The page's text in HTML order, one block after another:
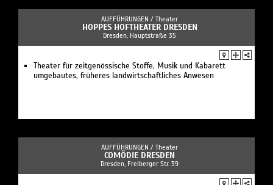
AUFFÜHRUNGEN / Theater
HOPPES HOFTHEATER DRESDEN
Dresden, Hauptstraße 35
Theater für zeitgenössische Stoffe, Musik und Kabarett
umgebautes, früheres landwirtschaftliches Anwesen
AUFFÜHRUNGEN / Theater
COMÖDIE DRESDEN
Dresden, Freiberger Str. 39